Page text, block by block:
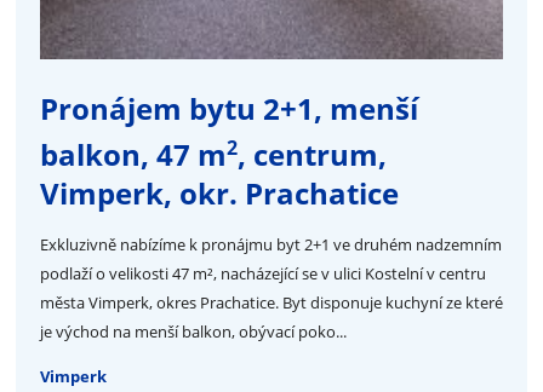
Pronájem bytu 2+1, menší
balkon, 47 m2, centrum,
Vimperk, okr. Prachatice
Exkluzivně nabízíme k pronájmu byt 2+1 ve druhém nadzemním
podlaží o velikosti 47 m², nacházející se v ulici Kostelní v centru
města Vimperk, okres Prachatice. Byt disponuje kuchyní ze které
je východ na menší balkon, obývací poko...
Vimperk